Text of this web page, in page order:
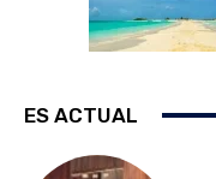
ES ACTUAL